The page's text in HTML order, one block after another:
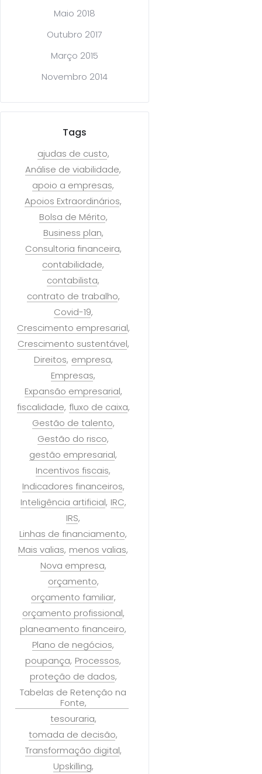
Maio 2018
Outubro 2017
Março 2015
Novembro 2014
Tags
ajudas de custo
Análise de viabilidade
apoio a empresas
Apoios Extraordinários
Bolsa de Mérito
Business plan
Consultoria financeira
contabilidade
contabilista
contrato de trabalho
Covid-19
Crescimento empresarial
Crescimento sustentável
Direitos empresa
Empresas
Expansão empresarial
fiscalidade fluxo de caixa
Gestão de talento
Gestão do risco
gestão empresarial
Incentivos fiscais
Indicadores financeiros
Inteligência artificial IRC
IRS
Linhas de financiamento
Mais valias menos valias
Nova empresa
orçamento
orçamento familiar
orçamento profissional
planeamento financeiro
Plano de negócios
poupança Processos
proteção de dados
Tabelas de Retenção na
Fonte
tesouraria
tomada de decisão
Transformação digital
Upskilling